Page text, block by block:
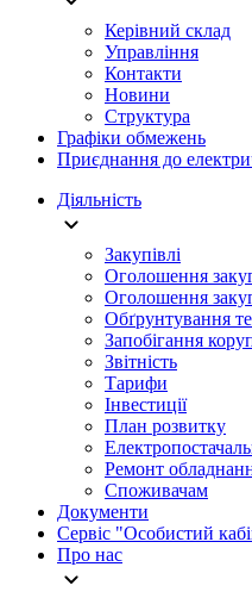
Керівний склад
Управління
Контакти
Новини
Структура
Графіки обмежень
Приєднання до
Діяльність
Закупівлі
Оголошення
Оголошення
Обґрунтування
Запобігання
Звітність
Тарифи
Інвестиції
План розвитку
Ремонт
Споживачам
Документи
Сервіс "Особистий
Про нас